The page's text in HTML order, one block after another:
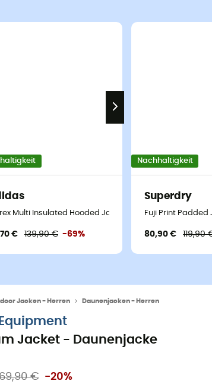
Multi Insulated Hooded Jacket - Kunstfaserjacke -
€ 139,90 € -69%
Nachhaltigkeit
Superdry
Fuji Print
80,90 € 119,90
Jacken - Herren Daunenjacken - Herren
Jacket - Daunenjacke
€ -20%